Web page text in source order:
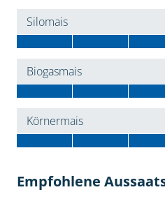
Silomais
Biogasmais
Körnermais
Empfohlene